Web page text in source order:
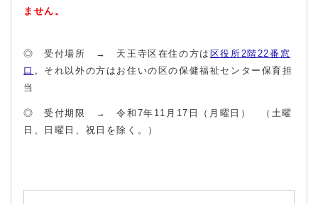
ません。
◎ 受付場所 → 天王寺区在住の方は 区役所2階22番窓
口 。それ以外の方はお住いの区の保健福祉センター保育担
当
◎ 受付期限 → 令和7年11月17日（月曜日） （土曜
日、日曜日、祝日を除く。）